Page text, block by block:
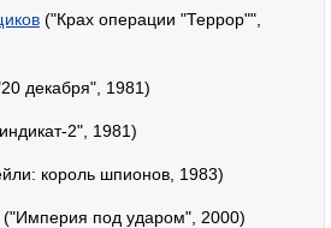
("Крах операции "Террор"",
декабря", 1981)
2", 1981)
король шпионов, 1983)
("Империя под ударом", 2000)